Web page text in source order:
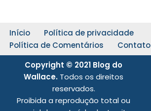
Início
Política de privacidade
Política de Comentários
Contato
Copyright © 2021 Blog do
Wallace. Todos os direitos
reservados.
Proibida a reprodução total ou